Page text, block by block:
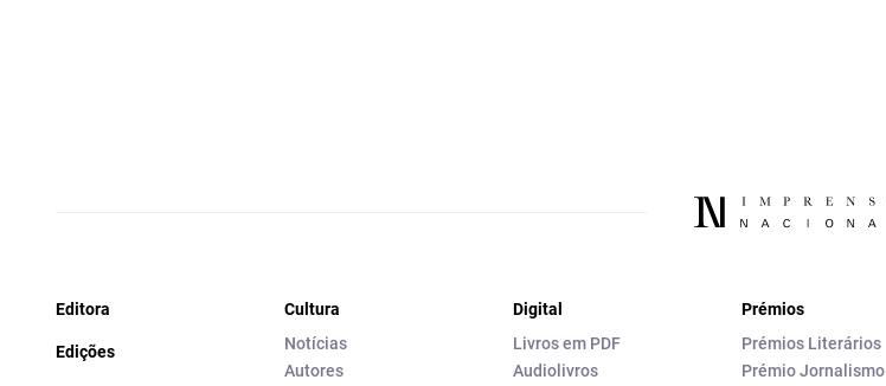
Editora
Edições
Cultura
Notícias
Autores
Digital
Livros em PDF
Audiolivros
Prémios
Prémios Literários
Prémio Jornalismo